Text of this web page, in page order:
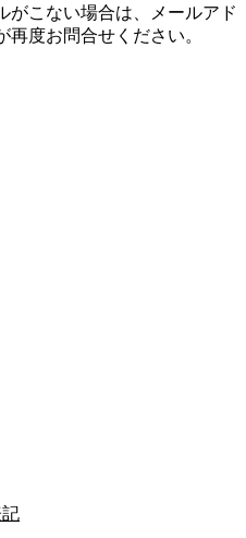
がこない場合は、メールアド
度お問合せください。